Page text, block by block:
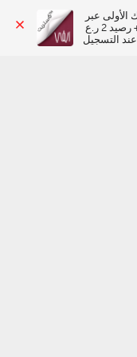
عند التسجيل